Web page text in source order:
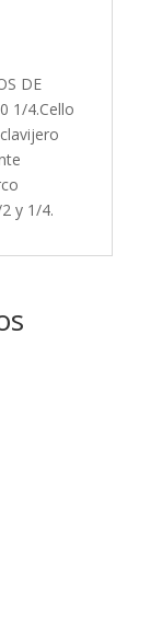
DE
1/4.Cello
y 1/4.